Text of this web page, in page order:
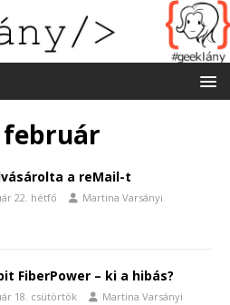
február
a reMail-t
22. hétfő Martina Varsányi
FiberPower – ki a hibás?
18. csütörtök Martina Varsányi